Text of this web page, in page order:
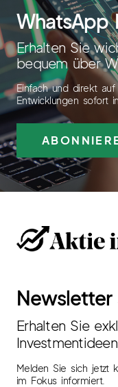
WhatsApp
Erhalten Sie
bequem über
Einfach und direkt
Entwicklungen sofort
Newsletter
Erhalten Sie
Melden Sie sich jetzt
im Fokus informiert.